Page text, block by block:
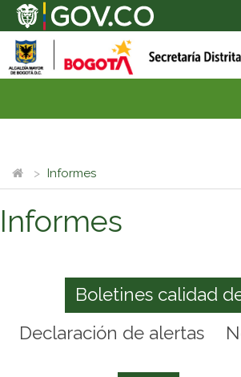
Informes
Informes
Boletines calidad
Declaración de alertas